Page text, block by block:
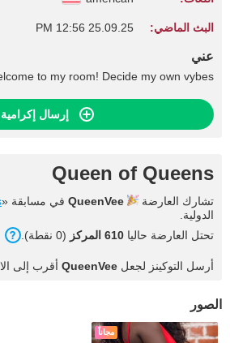
البث الماضي: 25.09.25 12:56 PM
عني
Hello! Welcome to my room! Decide my own vybes
إرسال إكرامية
Queen of Queens
تشارك العارضة QueenVee في مسابقة «
الدولية.
تحتل العارضة حاليا 610 المركز (0 نقطة).
أرسل التوكينز لجعل QueenVee أقرب إلى
الصور
مجاناً